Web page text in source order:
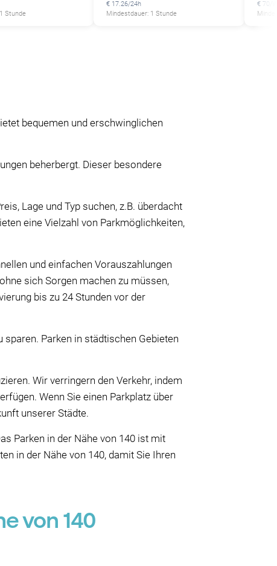
Stunde
€ 17.26/24h
Mindestdauer: 1 Stunde
€ 70/
bequemen und erschwinglichen
beherbergt. Dieser besondere
Lage und Typ suchen, z.B. überdacht
eine Vielzahl von Parkmöglichkeiten,
und einfachen Vorauszahlungen
sich Sorgen machen zu müssen,
bis zu 24 Stunden vor der
Parken in städtischen Gebieten
Wir verringern den Verkehr, indem
Wenn Sie einen Parkplatz über
unserer Städte.
Parken in der Nähe von 140 ist mit
in der Nähe von 140, damit Sie Ihren
von 140